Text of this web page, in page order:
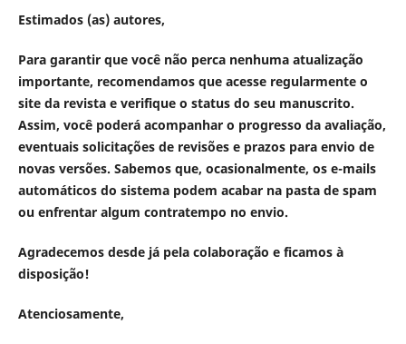
Estimados (as) autores,
Para garantir que você não perca nenhuma atualização
importante, recomendamos que acesse regularmente o
site da revista e verifique o status do seu manuscrito.
Assim, você poderá acompanhar o progresso da avaliação,
eventuais solicitações de revisões e prazos para envio de
novas versões. Sabemos que, ocasionalmente, os e-mails
automáticos do sistema podem acabar na pasta de spam
ou enfrentar algum contratempo no envio.
Agradecemos desde já pela colaboração e ficamos à
disposição!
Atenciosamente,